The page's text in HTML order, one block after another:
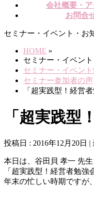
会社概要・ア
お問合
セミナー・イベント・お
HOME »
セミナー・イベン
セミナー・イベント
セミナー参加者の声
「超実践型！経営
「超実践型
投稿日 : 2016年12月20日
本日は、谷田貝 孝一 先
「超実践型！経営者勉強
年末の忙しい時期ですが